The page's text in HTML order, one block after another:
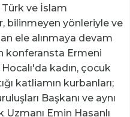
ve İslam
bilinmeyen yönleriyle ve
ele alınmaya devam
konferansta Ermeni
kadın, çocuk
katliamın kurbanları;
Başkanı ve aynı
Emin Hasanlı